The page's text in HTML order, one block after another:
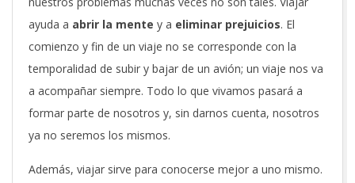
ayuda a abrir la mente y a eliminar prejuicios. El
comienzo y fin de un viaje no se corresponde con la
temporalidad de subir y bajar de un avión; un viaje nos va
a acompañar siempre. Todo lo que vivamos pasará a
formar parte de nosotros y, sin darnos cuenta, nosotros
ya no seremos los mismos.
Además, viajar sirve para conocerse mejor a uno mismo.